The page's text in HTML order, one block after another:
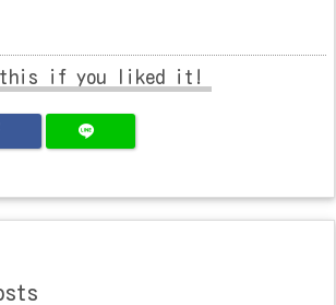
this if you liked it!